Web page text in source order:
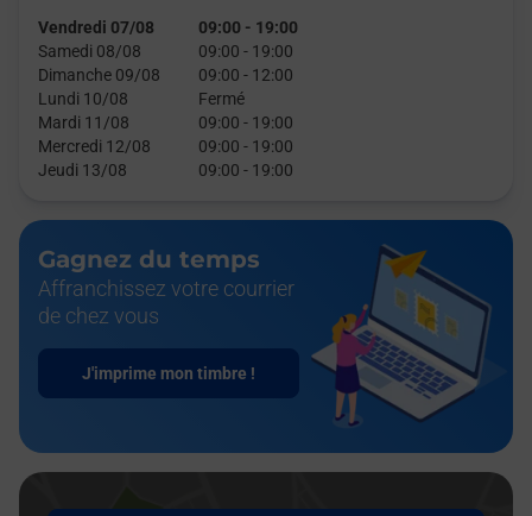
Vendredi 07/08 09:00 - 19:00
Samedi 08/08
09:00 - 19:00
Dimanche 09/08
09:00 - 12:00
Lundi 10/08
Fermé
Mardi 11/08
09:00 - 19:00
Mercredi 12/08
09:00 - 19:00
Jeudi 13/08
09:00 - 19:00
Gagnez du temps
Affranchissez votre courrier
de chez vous
J'imprime mon timbre !